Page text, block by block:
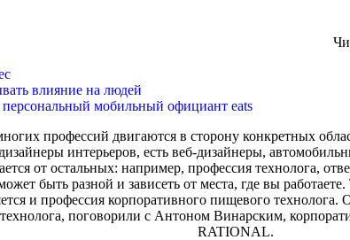
влияние на людей
персональный мобильный официант eats
профессий двигаются в сторону конкретных
интерьеров, есть веб-дизайнеры,
от остальных: например, профессия технолога,
быть разной и зависеть от места, где вы
и профессия корпоративного пищевого
поговорили с Антоном Винарским,
RATIONAL.